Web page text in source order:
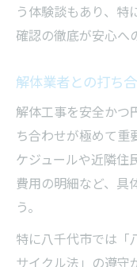
う体験談もあり、特
確認の徹底が安心へ
解体業者との打ち
解体工事を安全かつ
ち合わせが極めて重
ケジュールや近隣住
費用の明細など、具
う。
特に八千代市では「
サイクル法」の遵守